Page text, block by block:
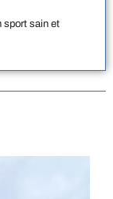
sport sain et